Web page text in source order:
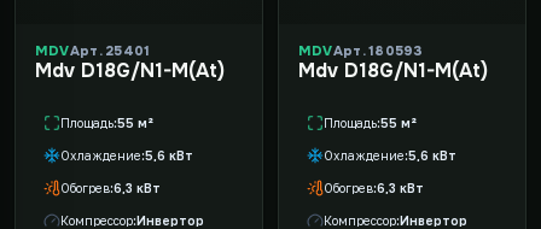
MDVАрт. 25401
Mdv D18G/N1-M(At)
Площадь 55 м²
Охлаждение 5,6 кВт
Обогрев 6,3 кВт
Компрессор Инвертор
MDVАрт. 180593
Mdv D18G/N1-M(At)
Площадь 55 м²
Охлаждение 5,6 кВт
Обогрев 6,3 кВт
Компрессор Инвертор